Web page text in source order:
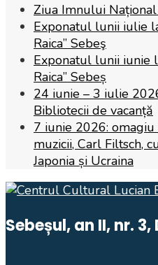
Ziua Imnului
Exponatul lunii iulie
Raica” Sebeş
Exponatul lunii iunie
Raica” Sebeș
24 iunie – 3 iulie
Bibliotecii de vacanță
7 iunie 2026:
muzicii, Carl Filtsch,
Japonia și Ucraina
Sebeșul, an II, nr.